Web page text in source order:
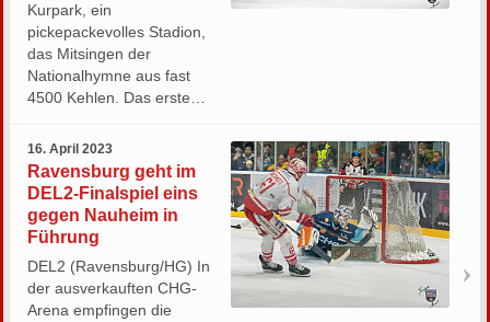
Kurpark, ein
pickepackevolles Stadion,
das Mitsingen der
Nationalhymne aus fast
4500 Kehlen. Das erste…
16. April 2023
Ravensburg geht im
DEL2-Finalspiel eins
gegen Nauheim in
Führung
DEL2 (Ravensburg/HG) In
der ausverkauften CHG-
Arena empfingen die